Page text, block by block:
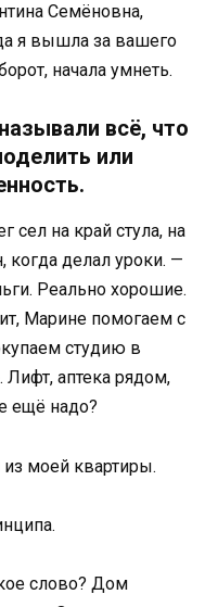
Семёновна,
я вышла за вашего
начала умнеть.
всё, что
или
сел на край стула, на
делал уроки. —
Реально хорошие.
Марине помогаем с
студию в
аптека рядом,
ещё надо?
моей квартиры.
слово? Дом